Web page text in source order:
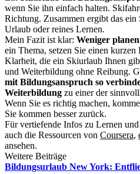
wenn Sie ihn einfach halten.
Richtung. Zusammen ergibt das ein
Urlaub oder reines Lernen.
Mein Fazit ist klar: Weniger
ein Thema, setzen Sie einen
Klarheit, die ein Skiurlaub Ihnen
und Weiterbildung ohne Reibung.
mit Bildungsanspruch so
Weiterbildung zu einer der
Wenn Sie es richtig machen,
Sie kommen besser zurück.
Für vertiefende Infos zu Lernen
auch die Ressourcen von Coursera,
ansehen.
Weitere Beiträge
Bildungsurlaub New York: